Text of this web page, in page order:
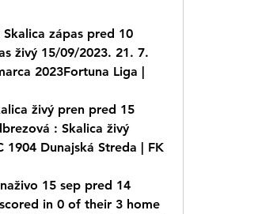
Skalica zápas pred 10
živý 15/09/2023. 21. 7.
2023Fortuna Liga |
živý pren pred 15
: Skalica živý
Dunajská Streda | FK
15 sep pred 14
in 0 of their 3 home